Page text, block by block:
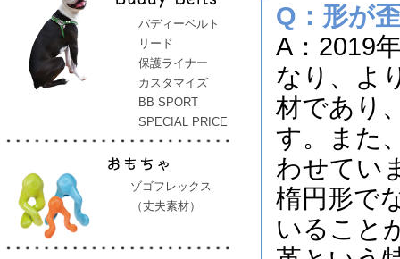
バディーベルト
リード
保護ライナー
カスタマイズ
BB SPORT
SPECIAL PRICE
ゾゴフレックス
（丈夫素材）
Q：形が
A：2019
なり、よ
材であり
す。また
わせてい
楕円形で
いること